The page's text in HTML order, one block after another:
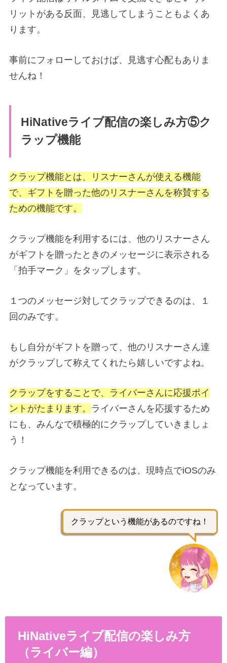
リットがある反面、見逃してしまうこともよくあ
ります。
事前にフォローしておけば、見逃す心配もありま
せんね！
HiNativeライブ配信の楽しみ方⑤ク
ラップ機能
クラップ機能とは、リスナーさんが使える機能
で、ギフトを贈った他のリスナーさんを称賛する
ための機能です。
クラップ機能を利用するには、他のリスナーさん
がギフトを贈ったときのメッセージに表示される
「拍手マーク」をタップします。
１つのメッセージ対してクラップできるのは、１
回のみです。
もし自分がギフトを贈って、他のリスナーさん達
がクラップして称えてくれたら嬉しいですよね。
クラップをすることで、ライバーさんに応援ポイ
ントがたまります。 ライバーさんを応援するため
にも、みんなで積極的にクラップしていきましょ
う！
クラップ機能を利用できるのは、現時点でiOSのみ
となっています。
クラップという機能があるのですね！
HiNativeライブ配信の楽しみ方
（ライバー編）